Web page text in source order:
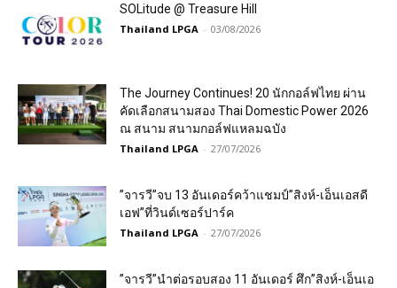
SOLitude @ Treasure Hill
Thailand LPGA - 03/08/2026
The Journey Continues! 20 นักกอล์ฟไทย ผ่าน
คัดเลือกสนามสอง Thai Domestic Power 2026
ณ สนาม สนามกอล์ฟแหลมฉบัง
Thailand LPGA - 27/07/2026
”จารวี”จบ 13 อันเดอร์คว้าแชมป์”สิงห์-เอ็นเอสดี
เอฟ”ที่วินด์เซอร์ปาร์ค
Thailand LPGA - 27/07/2026
”จารวี”นำต่อรอบสอง 11 อันเดอร์ ศึก”สิงห์-เอ็นเอ